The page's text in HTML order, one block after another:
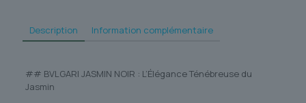
Description Information complémentaire
## BVLGARI JASMIN NOIR : L’Élégance Ténébreuse du
Jasmin